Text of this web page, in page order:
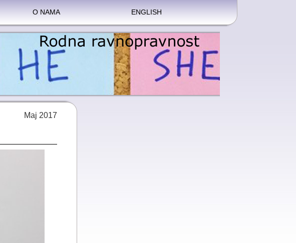
O NAMA ENGLISH
Maj 2017